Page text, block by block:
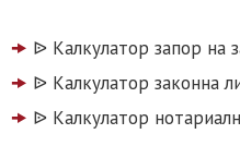
ᐉ️ Калкулатор запор на
ᐉ️ Калкулатор законна
ᐉ️ Калкулатор